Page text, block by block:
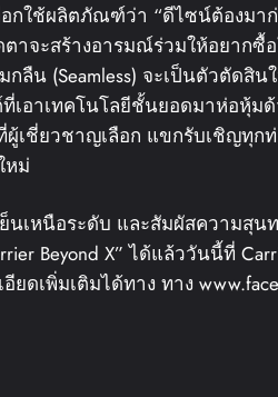
กใช้ผลิตภัณฑ์ว่า “ดีไซน์ต้องมา
าจะสร้างอารมณ์ร่วมให้อยากซื้
ลืน (Seamless) จะเป็นตัวตัดสิ
เอาเทคโนโลยีชั้นยอดมาห่อหุ้
ผู้เชี่ยวชาญเลือก แขกรับเชิญทุก
หม่
นเหนือระดับ และสัมผัสความสุ
Beyond X” ได้แล้ววันนี้ที่
ดเพิ่มเติมได้ทาง ทาง